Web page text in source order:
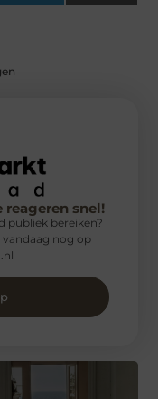
reageren snel!
publiek bereiken?
nog op